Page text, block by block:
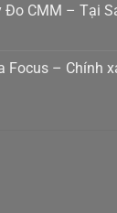
Đo CMM – Tại
Focus – Chính